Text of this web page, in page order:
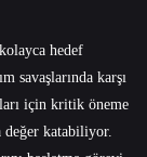
hedef
savaşlarında karşı
için kritik öneme
değer katabiliyor.